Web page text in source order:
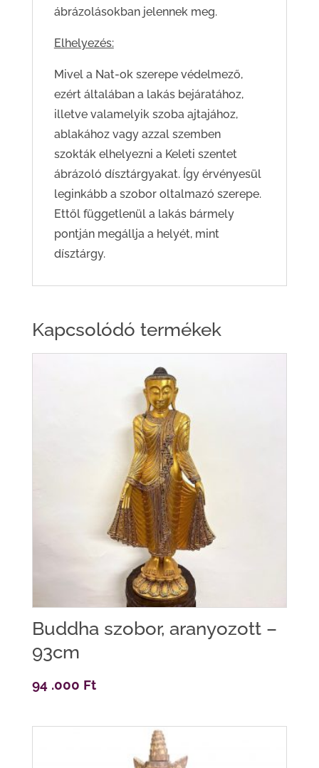
ábrázolásokban jelennek meg.
Elhelyezés:
Mivel a Nat-ok szerepe védelmező,
ezért általában a lakás bejáratához,
illetve valamelyik szoba ajtajához,
ablakához vagy azzal szemben
szokták elhelyezni a Keleti szentet
ábrázoló dísztárgyakat. Így érvényesül
leginkább a szobor oltalmazó szerepe.
Ettől függetlenül a lakás bármely
pontján megállja a helyét, mint
dísztárgy.
Kapcsolódó termékek
Buddha szobor, aranyozott –
93cm
94 .000 Ft